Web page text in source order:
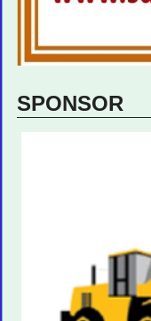
SPONSOR